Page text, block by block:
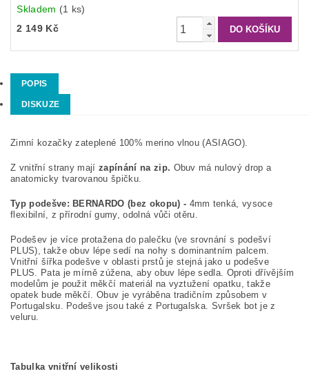
Skladem (1 ks)
2 149 Kč
POPIS
DISKUZE
Zimní kozačky zateplené 100% merino vlnou (ASIAGO).
Z vnitřní strany mají zapínání na zip. Obuv má nulový drop a
anatomicky tvarovanou špičku.
Typ podešve: BERNARDO (bez okopu) - 4mm tenká, vysoce
flexibilní, z přírodní gumy, odolná vůči otěru.
Podešev je více protažena do palečku (ve srovnání s podešví
PLUS), takže obuv lépe sedí na nohy s dominantním palcem.
Vnitřní šířka podešve v oblasti prstů je stejná jako u podešve
PLUS. Pata je mírně zúžena, aby obuv lépe sedla. Oproti dřívějším
modelům je použit měkčí materiál na vyztužení opatku, takže
opatek bude měkčí. Obuv je vyráběna tradičním způsobem v
Portugalsku. Podešve jsou také z Portugalska. Svršek bot je z
veluru.
Tabulka vnitřní velikosti